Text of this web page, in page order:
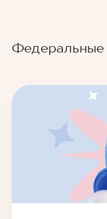
Федеральные